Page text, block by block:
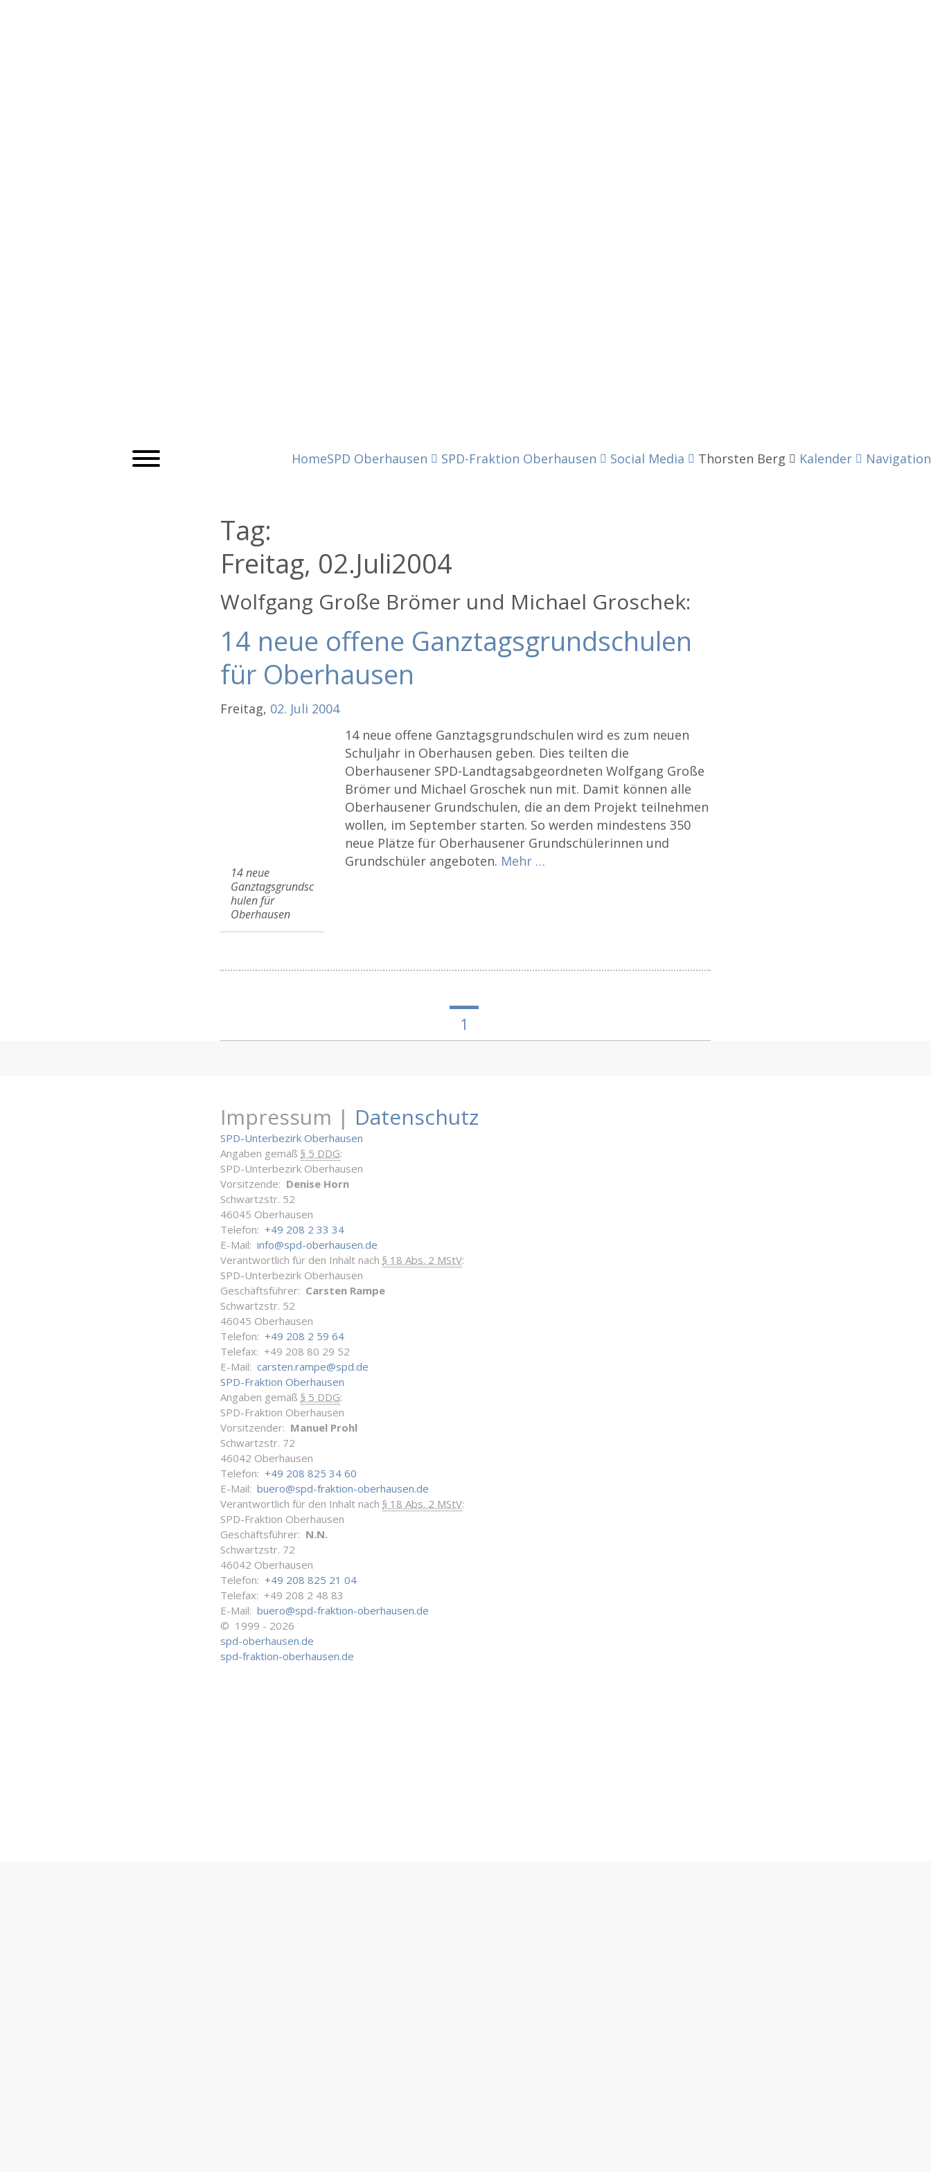
HomeSPD Oberhausen SPD-Fraktion Oberhausen Social Media Thorsten Berg Kalender Navigation
Tag:
Freitag, 02.Juli2004
Wolfgang Große Brömer und Michael Groschek:
14 neue offene Ganztagsgrundschulen
für Oberhausen
Freitag, 02. Juli 2004
14 neue
Ganztagsgrundsc
hulen für
Oberhausen
14 neue offene Ganztagsgrundschulen wird es zum neuen
Schuljahr in Oberhausen geben. Dies teilten die
Oberhausener SPD-Landtagsabgeordneten Wolfgang Große
Brömer und Michael Groschek nun mit. Damit können alle
Oberhausener Grundschulen, die an dem Projekt teilnehmen
wollen, im September starten. So werden mindestens 350
neue Plätze für Oberhausener Grundschülerinnen und
Grundschüler angeboten. Mehr …
1
Impressum | Datenschutz
SPD-Unterbezirk Oberhausen
Angaben gemäß § 5 DDG:
SPD-Unterbezirk Oberhausen
Vorsitzende: Denise Horn
Schwartzstr. 52
46045 Oberhausen
Telefon: +49 208 2 33 34
E-Mail: info@spd-oberhausen.de
Verantwortlich für den Inhalt nach § 18 Abs. 2 MStV:
SPD-Unterbezirk Oberhausen
Geschäftsführer: Carsten Rampe
Schwartzstr. 52
46045 Oberhausen
Telefon: +49 208 2 59 64
Telefax: +49 208 80 29 52
E-Mail: carsten.rampe@spd.de
SPD-Fraktion Oberhausen
Angaben gemäß § 5 DDG:
SPD-Fraktion Oberhausen
Vorsitzender: Manuel Prohl
Schwartzstr. 72
46042 Oberhausen
Telefon: +49 208 825 34 60
E-Mail: buero@spd-fraktion-oberhausen.de
Verantwortlich für den Inhalt nach § 18 Abs. 2 MStV:
SPD-Fraktion Oberhausen
Geschäftsführer: N.N.
Schwartzstr. 72
46042 Oberhausen
Telefon: +49 208 825 21 04
Telefax: +49 208 2 48 83
E-Mail: buero@spd-fraktion-oberhausen.de
© 1999 - 2026
spd-oberhausen.de
spd-fraktion-oberhausen.de